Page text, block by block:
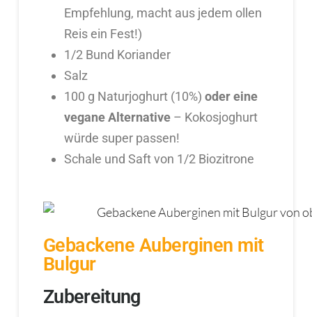
Empfehlung, macht aus jedem ollen
Reis ein Fest!)
1/2 Bund Koriander
Salz
100 g Naturjoghurt (10%) oder eine
vegane Alternative– Kokosjoghurt
würde super passen!
Schale und Saft von 1/2 Biozitrone
Gebackene Auberginen mit
Bulgur
Zubereitung